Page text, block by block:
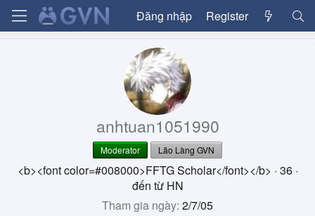
Đăng nhập Register
anhtuan1051990
Moderator Lão Làng GVN
<b><font color=#008000>FFTG Scholar</font></b> · 36 ·
đến từ HN
Tham gia ngày 2/7/05